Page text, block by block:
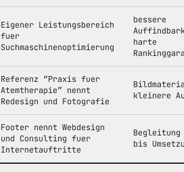
Eigener Leistungsbereich
fuer
Suchmaschinenoptimierung
bessere
harte
Referenz “Praxis fuer
Atemtherapie” nennt
Redesign und Fotografie
kleinere
Footer nennt Webdesign
und Consulting fuer
Internetauftritte
bis